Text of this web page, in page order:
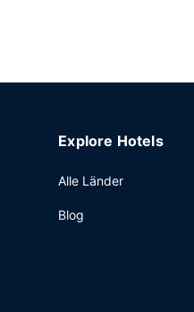
Explore Hotels
Alle Länder
Blog